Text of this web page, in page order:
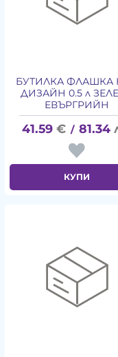
БУТИЛКА ФЛАШКА
ДИЗАЙН 0.5 л
ЕВЪРГРИЙН
41.59 € / 81.34
КУПИ